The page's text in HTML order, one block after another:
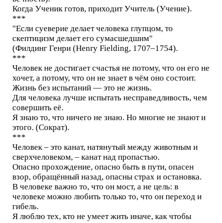
Когда Ученик готов, приходит Учитель (Учение).
***
"Если суеверие делает человека глупцом, то
скептицизм делает его сумасшедшим"
(Филдинг Генри (Henry Fielding, 1707–1754).
***
Человек не достигает счастья не потому, что он его не
хочет, а потому, что он не знает в чём оно состоит.
Жизнь без испытаний — это не жизнь.
Для человека лучше испытать несправедливость, чем
совершить её.
Я знаю то, что ничего не знаю. Но многие не знают и
этого. (Сократ).
***
Человек – это канат, натянутый между животным и
сверхчеловеком, – канат над пропастью.
Опасно прохождение, опасно быть в пути, опасен
взор, обращённый назад, опасны страх и остановка.
В человеке важно то, что он мост, а не цель: в
человеке можно любить только то, что он переход и
гибель.
Я люблю тех, кто не умеет жить иначе, как чтобы